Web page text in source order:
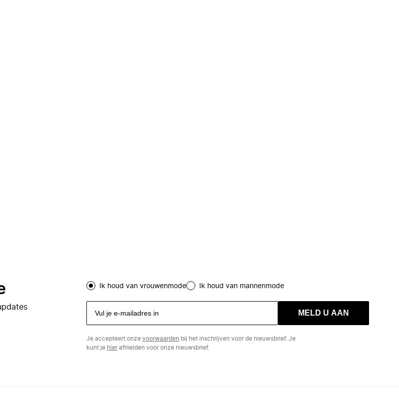
Ik houd van vrouwenmode Ik houd van mannenmode
MELD U AAN
Je accepteert onze voorwaarden bij het inschrijven voor de nieuwsbrief. Je
kunt je hierafmelden voor onze nieuwsbrief.